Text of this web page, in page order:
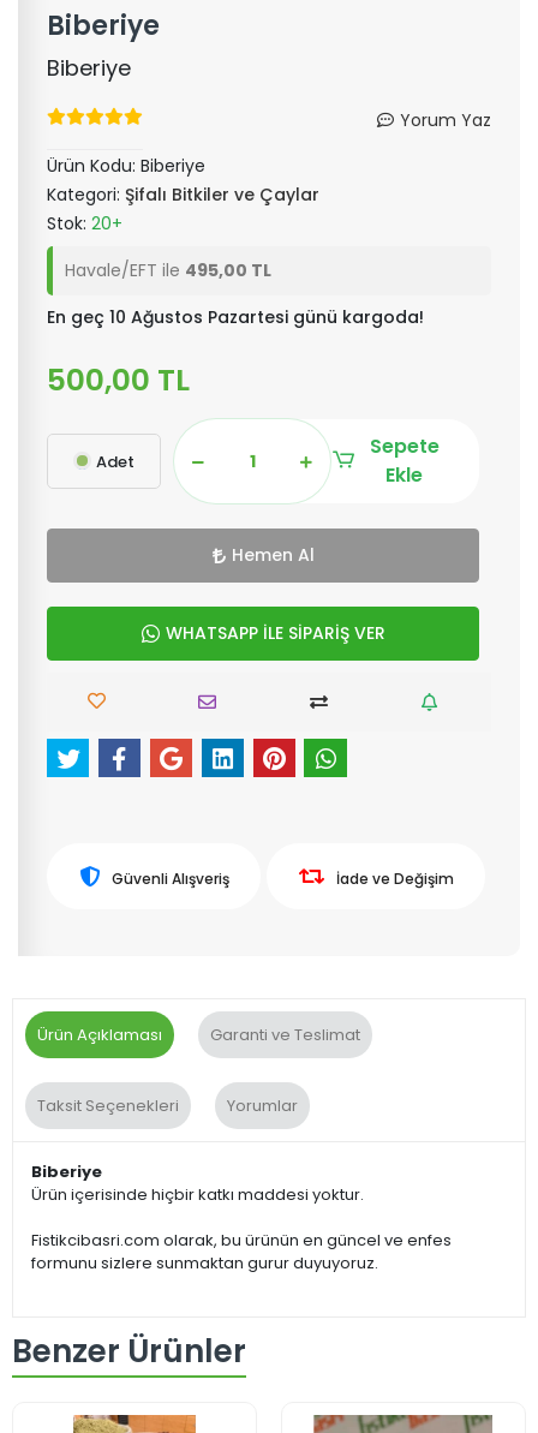
Biberiye
Biberiye
Yorum Yaz
Ürün Kodu: Biberiye
Kategori: Şifalı Bitkiler ve Çaylar
Stok: 20+
Havale/EFT ile 495,00 TL
En geç 10 Ağustos Pazartesi günü kargoda!
500,00 TL
Adet
Sepete
Ekle
Hemen Al
WHATSAPP İLE SİPARİŞ VER
Güvenli Alışveriş İade ve Değişim
Ürün Açıklaması Garanti ve Teslimat
Taksit Seçenekleri Yorumlar
Biberiye
Ürün içerisinde hiçbir katkı maddesi yoktur.
Fistikcibasri.com olarak, bu ürünün en güncel ve enfes
formunu sizlere sunmaktan gurur duyuyoruz.
Benzer Ürünler